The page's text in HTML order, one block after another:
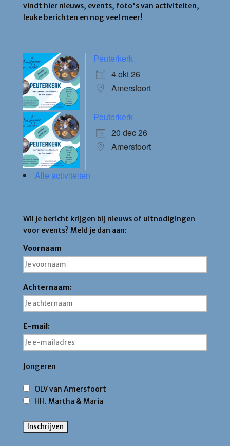
vindt hier nieuws, events, foto's van activiteiten,
leuke berichten en nog veel meer!
Peuterkerk
4 okt 26
Amersfoort
Peuterkerk
20 dec 26
Amersfoort
Alle activiteiten
Wil je bericht krijgen bij nieuws of uitnodigingen
voor events? Meld je dan aan:
Voornaam
Achternaam:
E-mail:
Jongeren
OLV van Amersfoort
HH. Martha & Maria